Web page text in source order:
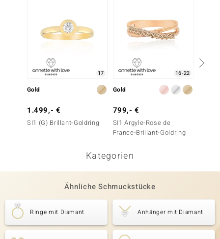
17
Gold
1.499,- €
SI1 (G) Brillant-Goldring
16-22
Gold
799,- €
SI1 Argyle-Rose de
France-Brillant-Goldring
Kategorien
Ähnliche Schmuckstücke
Ringe mit Diamant Anhänger mit Diamant